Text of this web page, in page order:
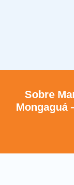
Sobre
Mongaguá